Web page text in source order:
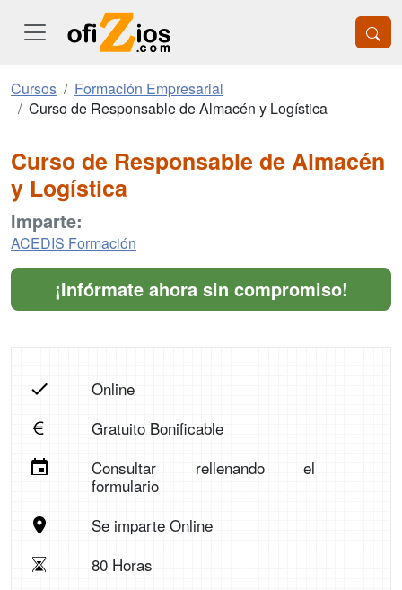
Cursos
Formación Empresarial
Curso de Responsable de Almacén y Logística
Curso de Responsable de Almacén
y Logística
Imparte:
ACEDIS Formación
¡Infórmate ahora sin compromiso!
Online
Gratuito Bonificable
Consultar rellenando el
formulario
Se imparte Online
80 Horas